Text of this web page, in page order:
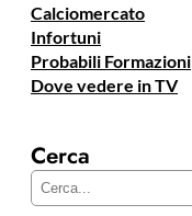
Calciomercato
Infortuni
Probabili Formazioni
Dove vedere in TV
Cerca